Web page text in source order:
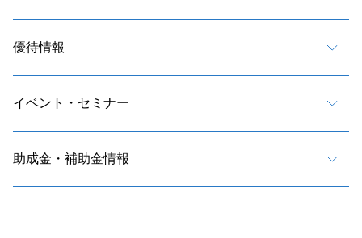
優待情報
イベント・セミナー
助成金・補助金情報